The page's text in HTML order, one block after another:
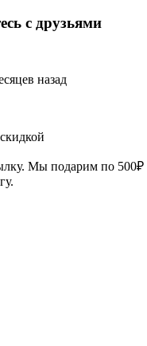
с друзьями
назад
Мы подарим по 500₽